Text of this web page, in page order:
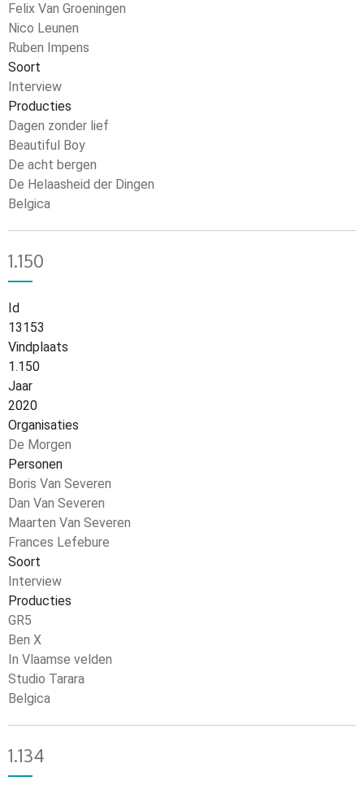
Felix Van Groeningen
Nico Leunen
Ruben Impens
Soort
Interview
Producties
Dagen zonder lief
Beautiful Boy
De acht bergen
De Helaasheid der Dingen
Belgica
1.150
Id
13153
Vindplaats
1.150
Jaar
2020
Organisaties
De Morgen
Personen
Boris Van Severen
Dan Van Severen
Maarten Van Severen
Frances Lefebure
Soort
Interview
Producties
GR5
Ben X
In Vlaamse velden
Studio Tarara
Belgica
1.134